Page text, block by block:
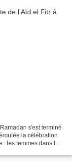
s'est terminé
la célébration
les femmes dans la